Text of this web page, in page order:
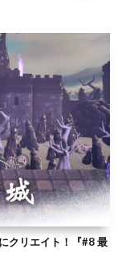
クリエイト！『#8 最